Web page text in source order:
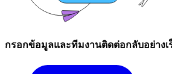
กรอกข้อมูลและทีมงานติดต่อกลับอย่างเ